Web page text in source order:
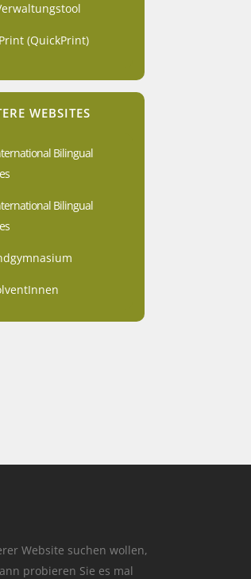
(QuickPrint)
WEBSITES
Bilingual
Bilingual
Website suchen wollen,
probieren Sie es mal